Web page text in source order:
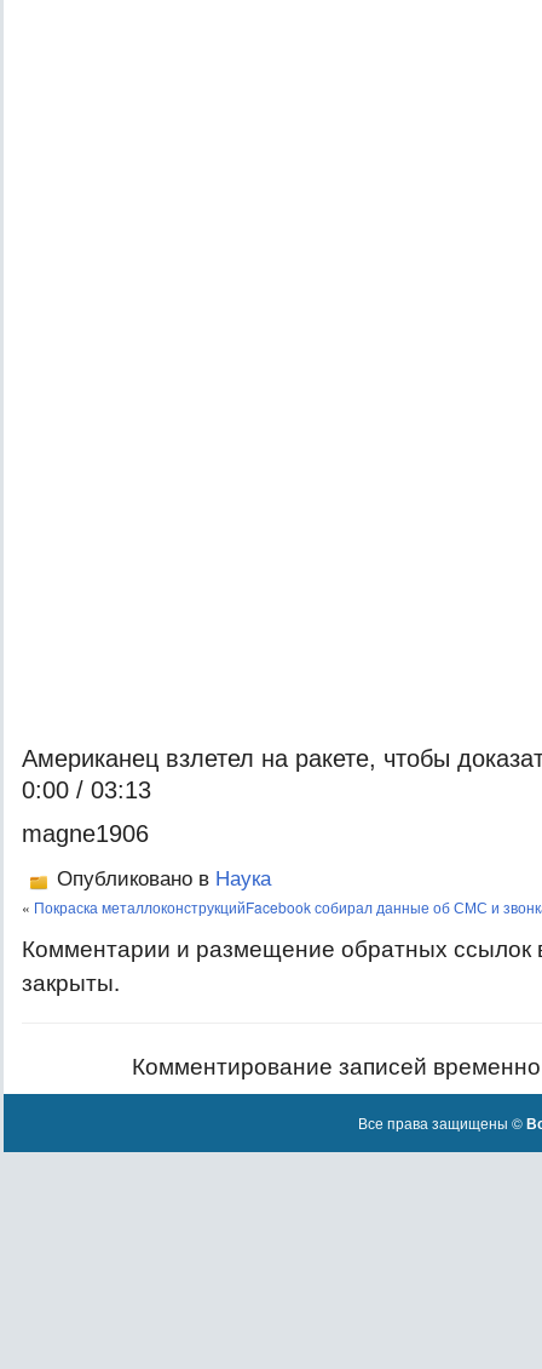
Американец взлетел на ракете, чтобы
0:00 / 03:13
magne1906
Опубликовано в Наука
« Покраска металлоконструкцийFacebook собирал данные об СМС и
Комментарии и размещение обратных ссылок
закрыты.
Комментирование записей
Все права защищены ©